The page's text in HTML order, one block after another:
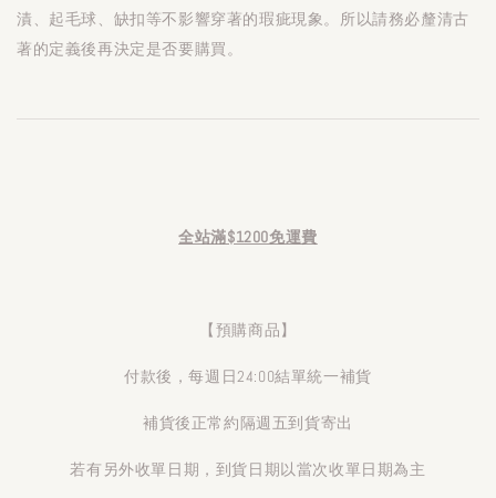
漬、起毛球、缺扣等不影響穿著的瑕疵現象。所以請務必釐清古
著的定義後再決定是否要購買。
全站滿$1200免運費
【預購商品】
付款後，每週日24:00結單統一補貨
補貨後正常約隔週五到貨寄出
若有另外收單日期，到貨日期以當次收單日期為主